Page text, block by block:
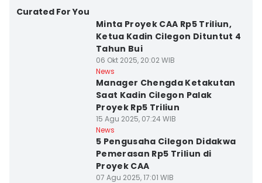
Curated For You
Minta Proyek CAA Rp5 Triliun,
Ketua Kadin Cilegon Dituntut 4
Tahun Bui
06 Okt 2025, 20:02 WIB
News
Manager Chengda Ketakutan
Saat Kadin Cilegon Palak
Proyek Rp5 Triliun
15 Agu 2025, 07:24 WIB
News
5 Pengusaha Cilegon Didakwa
Pemerasan Rp5 Triliun di
Proyek CAA
07 Agu 2025, 17:01 WIB